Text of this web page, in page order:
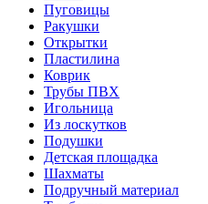
Пуговицы
Ракушки
Открытки
Пластилина
Коврик
Трубы ПВХ
Игольница
Из лоскутков
Подушки
Детская площадка
Шахматы
Подручный материал